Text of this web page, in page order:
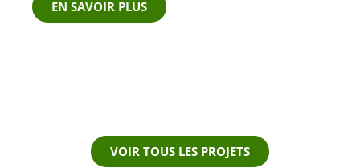
EN SAVOIR PLUS
VOIR TOUS LES PROJETS